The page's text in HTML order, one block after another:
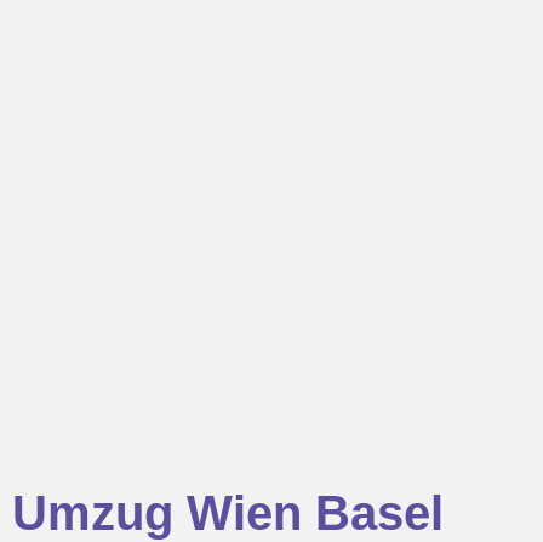
Umzug Wien Basel